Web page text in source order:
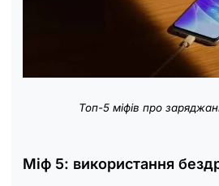
Топ-5 міфів про
Міф 5: використання